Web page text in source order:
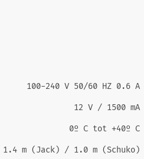
100-240 V 50/60 HZ 0.6 A
12 V / 1500 mA
0º C tot +40º C
1.4 m (Jack) / 1.0 m (Schuko)